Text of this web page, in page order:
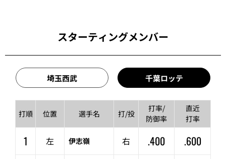
スターティングメンバー
埼玉西武 千葉ロッテ
打順 位置 選手名 打/投
打率/
防御率
直近
打率
1 左 伊志嶺 右 .400
.600